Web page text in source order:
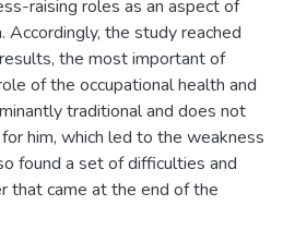
raising roles as an aspect of
Accordingly, the study reached
the most important of
of the occupational health and
traditional and does not
him, which led to the weakness
found a set of difficulties and
that came at the end of the